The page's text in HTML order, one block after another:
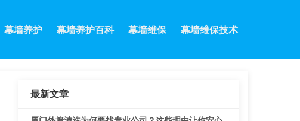
幕墙养护 幕墙养护百科 幕墙维保 幕墙维保技术
最新文章